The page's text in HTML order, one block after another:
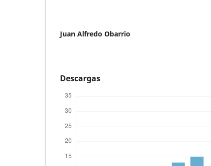
Juan Alfredo Obarrio
Descargas